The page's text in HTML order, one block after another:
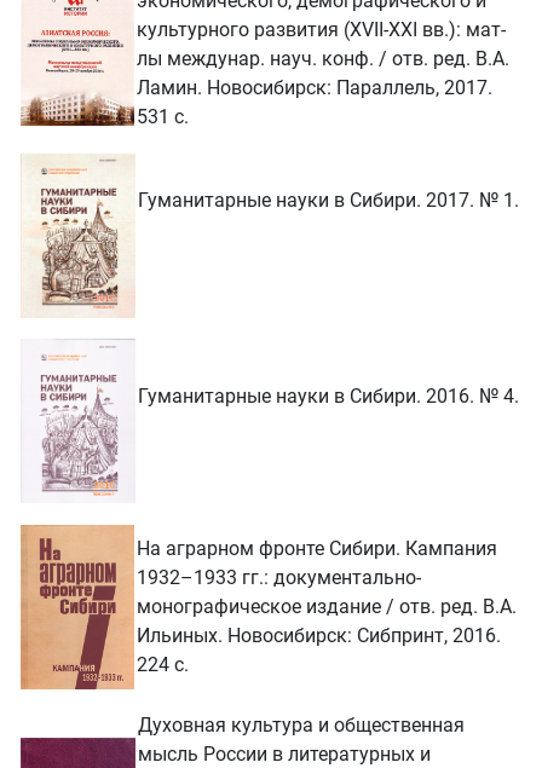
культурного развития (XVII-XXI вв.): мат-
лы междунар. науч. конф. / отв. ред. В.А.
Ламин. Новосибирск: Параллель, 2017.
531 с.
Гуманитарные науки в Сибири. 2017. № 1.
Гуманитарные науки в Сибири. 2016. № 4.
На аграрном фронте Сибири. Кампания
1932–1933 гг.: документально-
монографическое издание / отв. ред. В.А.
Ильиных. Новосибирск: Сибпринт, 2016.
224 с.
Духовная культура и общественная
мысль России в литературных и